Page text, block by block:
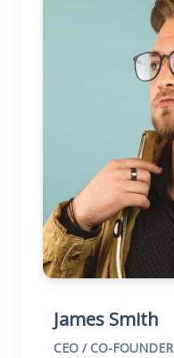
James Smith
CEO / CO-FOUNDER